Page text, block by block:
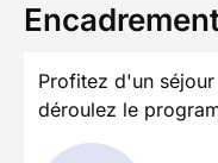
Profitez d'un
déroulez le